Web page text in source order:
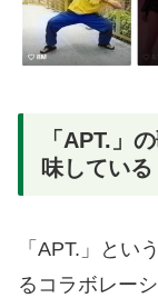
「APT.」
味している
「APT.」とい
るコラボレー